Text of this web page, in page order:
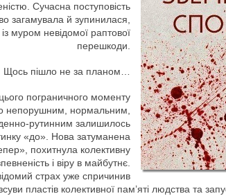
Сучасна поступовість
загамувала й зупинилася,
із муром невідомої раптової
перешкоди.
Щось пішло не за планом…
пограничного моменту
непорушним, нормальним,
рутинним залишилось
«до». Нова затуманена
похитнула колективну
і віру в майбутнє.
страх уже спричинив
пластів колективної пам’яті людства та